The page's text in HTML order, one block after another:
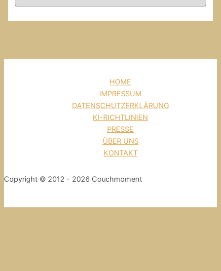
HOME
IMPRESSUM
DATENSCHUTZERKLÄRUNG
KI-RICHTLINIEN
PRESSE
ÜBER UNS
KONTAKT
Copyright © 2012 - 2026 Couchmoment